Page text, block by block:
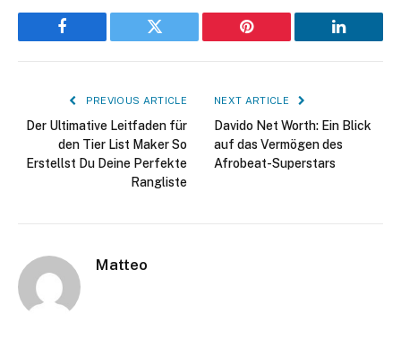
Facebook Twitter Pinterest LinkedIn
PREVIOUS ARTICLE
Der Ultimative Leitfaden für
den Tier List Maker So
Erstellst Du Deine Perfekte
Rangliste
NEXT ARTICLE
Davido Net Worth: Ein Blick
auf das Vermögen des
Afrobeat-Superstars
Matteo